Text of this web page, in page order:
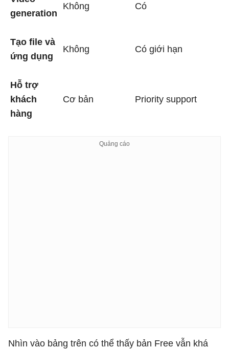
generation
Không Có
Tạo file và
ứng dụng
Không Có giới hạn
Hỗ trợ
khách
hàng
Cơ bản Priority support
Nhìn vào bảng trên có thể thấy bản Free vẫn khá